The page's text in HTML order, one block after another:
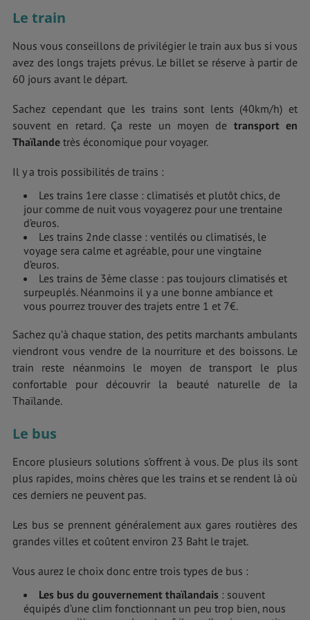
Le train
Nous vous conseillons de privilégier le train aux bus si vous
avez des longs trajets prévus. Le billet se réserve à partir de
60 jours avant le départ.
Sachez cependant que les trains sont lents (40km/h) et
souvent en retard. Ça reste un moyen de transport en
Thaïlande très économique pour voyager.
Il y a trois possibilités de trains :
Les trains 1ere classe : climatisés et plutôt chics, de
jour comme de nuit vous voyagerez pour une trentaine
d’euros.
Les trains 2nde classe : ventilés ou climatisés, le
voyage sera calme et agréable, pour une vingtaine
d’euros.
Les trains de 3ème classe : pas toujours climatisés et
surpeuplés. Néanmoins il y a une bonne ambiance et
vous pourrez trouver des trajets entre 1 et 7€.
Sachez qu’à chaque station, des petits marchants ambulants
viendront vous vendre de la nourriture et des boissons. Le
train reste néanmoins le moyen de transport le plus
confortable pour découvrir la beauté naturelle de la
Thaïlande.
Le bus
Encore plusieurs solutions s’offrent à vous. De plus ils sont
plus rapides, moins chères que les trains et se rendent là où
ces derniers ne peuvent pas.
Les bus se prennent généralement aux gares routières des
grandes villes et coûtent environ 23 Baht le trajet.
Vous aurez le choix donc entre trois types de bus :
Les bus du gouvernement thaïlandais : souvent
équipés d’une clim fonctionnant un peu trop bien, nous